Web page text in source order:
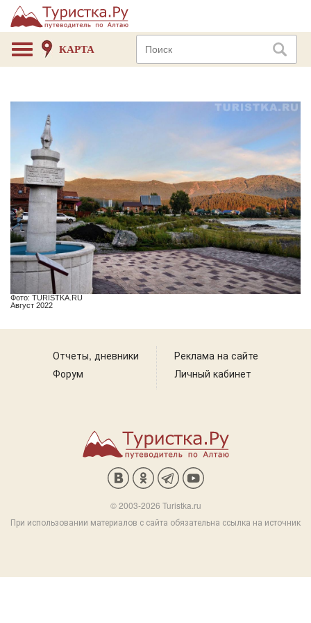
КАРТА
Фото: TURISTKA.RU
Август 2022
Отчеты, дневники
Форум
Реклама на сайте
Личный кабинет
© 2003-2026 Turistka.ru
При использовании материалов с сайта обязательна ссылка на источник